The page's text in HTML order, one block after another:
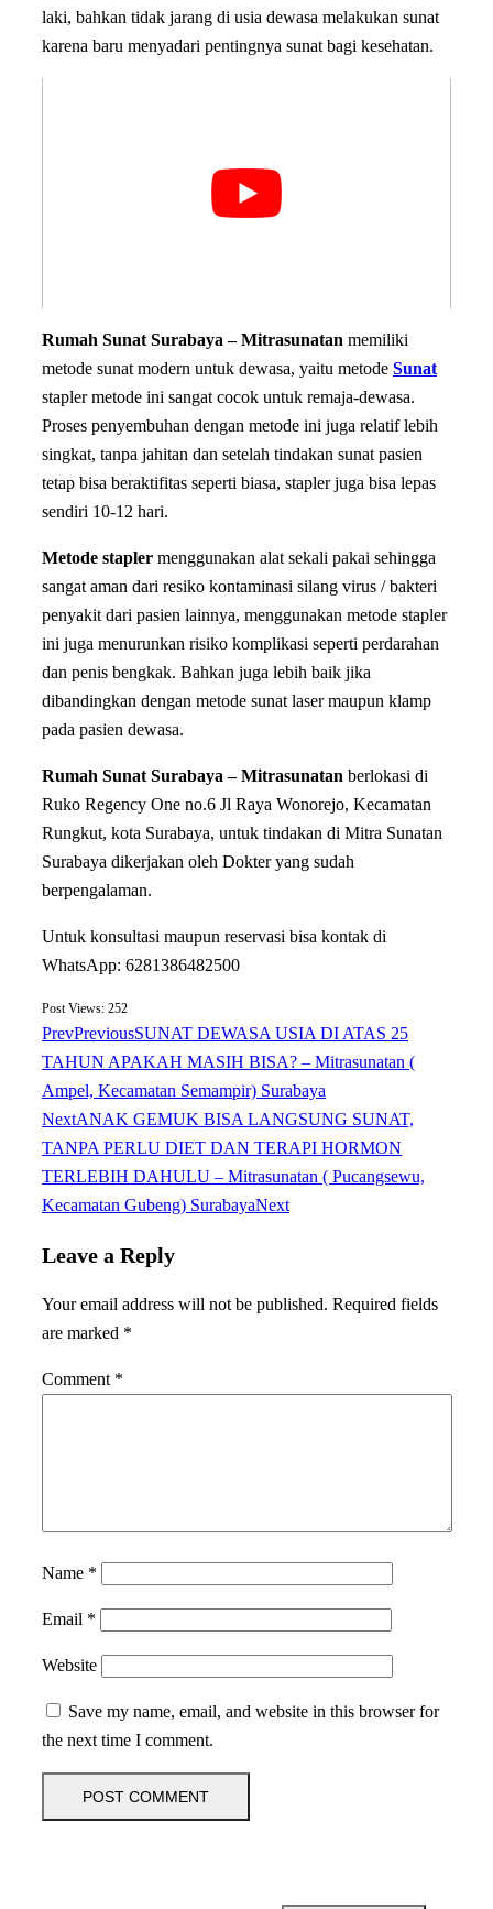
laki, bahkan tidak jarang di usia dewasa melakukan sunat
karena baru menyadari pentingnya sunat bagi kesehatan.
Rumah Sunat Surabaya – Mitrasunatan memiliki
metode sunat modern untuk dewasa, yaitu metode Sunat
stapler metode ini sangat cocok untuk remaja-dewasa.
Proses penyembuhan dengan metode ini juga relatif lebih
singkat, tanpa jahitan dan setelah tindakan sunat pasien
tetap bisa beraktifitas seperti biasa, stapler juga bisa lepas
sendiri 10-12 hari.
Metode stapler menggunakan alat sekali pakai sehingga
sangat aman dari resiko kontaminasi silang virus / bakteri
penyakit dari pasien lainnya, menggunakan metode stapler
ini juga menurunkan risiko komplikasi seperti perdarahan
dan penis bengkak. Bahkan juga lebih baik jika
dibandingkan dengan metode sunat laser maupun klamp
pada pasien dewasa.
Rumah Sunat Surabaya – Mitrasunatan berlokasi di
Ruko Regency One no.6 Jl Raya Wonorejo, Kecamatan
Rungkut, kota Surabaya, untuk tindakan di Mitra Sunatan
Surabaya dikerjakan oleh Dokter yang sudah
berpengalaman.
Untuk konsultasi maupun reservasi bisa kontak di
WhatsApp: 6281386482500
Post Views: 252
PrevPreviousSUNAT DEWASA USIA DI ATAS 25
TAHUN APAKAH MASIH BISA? – Mitrasunatan (
Ampel, Kecamatan Semampir) Surabaya
NextANAK GEMUK BISA LANGSUNG SUNAT,
TANPA PERLU DIET DAN TERAPI HORMON
TERLEBIH DAHULU – Mitrasunatan ( Pucangsewu,
Kecamatan Gubeng) SurabayaNext
Leave a Reply
Your email address will not be published. Required fields
are marked *
Comment *
Name *
Email *
Website
Save my name, email, and website in this browser for
the next time I comment.